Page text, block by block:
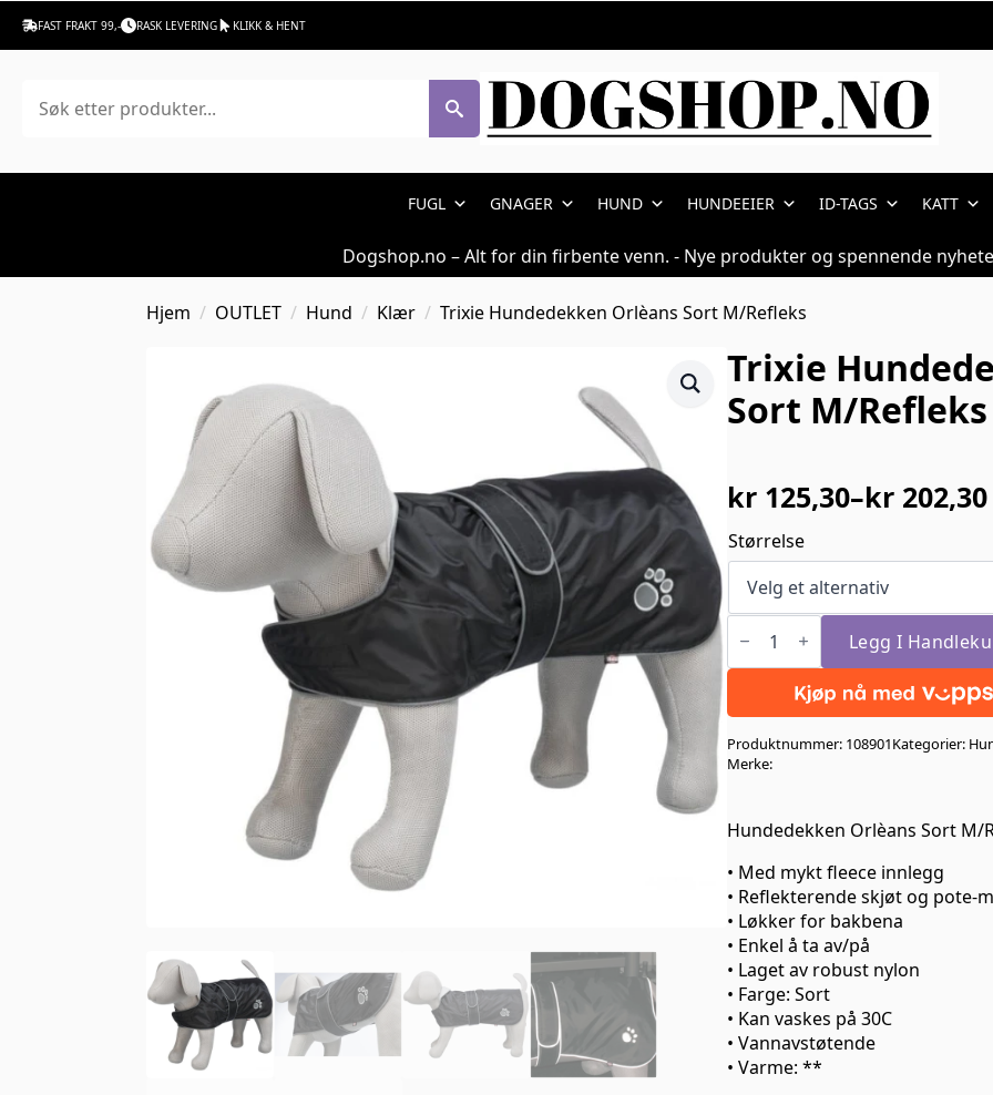
FAST FRAKT 99,- RASK LEVERING KLIKK & HENT
FUGL GNAGER HUND HUNDEEIER ID-TAGS KATT
Dogshop.no – Alt for din firbente venn. - Nye produkter og spennende
Hjem OUTLET Hund Klær Trixie Hundedekken Orlèans Sort M/Refleks
Trixie
Sort M/Refleks
kr 125,30–kr 202,30
Prisområde:
kr 125,30
til
kr 202,30
Størrelse
Trixie
Hundedekken
Sort
M/Refleks
antall
Legg I
Produktnummer: 108901Kategorier:
Merke:
Hundedekken Orlèans Sort M/
• Med mykt fleece innlegg
• Reflekterende skjøt og pote-
• Løkker for bakbena
• Enkel å ta av/på
• Laget av robust nylon
• Farge: Sort
• Kan vaskes på 30C
• Vannavstøtende
• Varme: **